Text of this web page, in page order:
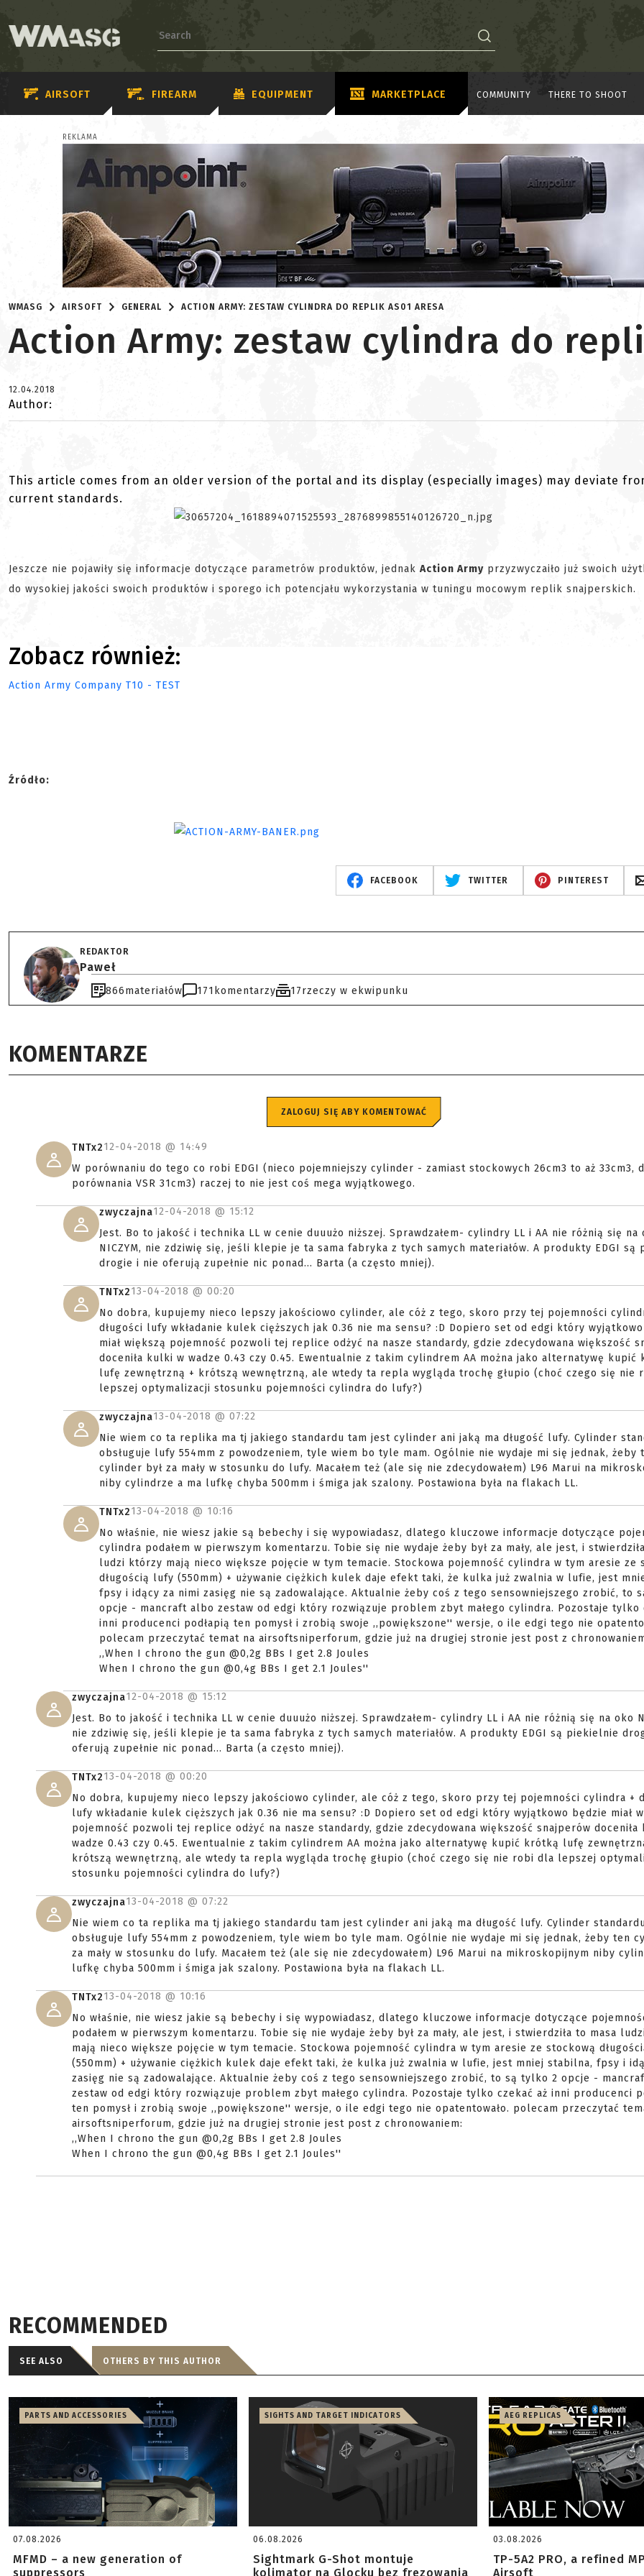
AIRSOFT FIREARM EQUIPMENT MARKETPLACE COMMUNITY THERE TO SHOOT
REKLAMA
WMASG AIRSOFT GENERAL ACTION ARMY: ZESTAW CYLINDRA DO REPLIK AS01 ARESA
Action Army: zestaw cylindra do
12.04.2018
Author:
This article comes from an older version of the portal and its display (especially images) may deviate
current standards.
Jeszcze nie pojawiły się informacje dotyczące parametrów produktów, jednak Action Army przyzwyczaiło już swoich
do wysokiej jakości swoich produktów i sporego ich potencjału wykorzystania w tuningu mocowym replik snajperskich.
Zobacz również:
Action Army Company T10 - TEST
Źródło:
FACEBOOK TWITTER PINTEREST
REDAKTOR
Paweł
866materiałów 171 komentarzy 17rzeczy w ekwipunku
KOMENTARZE
ZALOGUJ SIĘ ABY KOMENTOWAĆ
TNTx212-04-2018 @ 14:49
W porównaniu do tego co robi EDGI (nieco pojemniejszy cylinder - zamiast stockowych 26cm3 to aż 33cm3,
porównania VSR 31cm3) raczej to nie jest coś mega wyjątkowego.
zwyczajna12-04-2018 @ 15:12
Jest. Bo to jakość i technika LL w cenie duuużo niższej. Sprawdzałem- cylindry LL i AA nie różnią się na
NICZYM, nie zdziwię się, jeśli klepie je ta sama fabryka z tych samych materiałów. A produkty EDGI są
drogie i nie oferują zupełnie nic ponad... Barta (a często mniej).
TNTx213-04-2018 @ 00:20
No dobra, kupujemy nieco lepszy jakościowo cylinder, ale cóż z tego, skoro przy tej pojemności
długości lufy wkładanie kulek cięższych jak 0.36 nie ma sensu? :D Dopiero set od edgi który
miał większą pojemność pozwoli tej replice odżyć na nasze standardy, gdzie zdecydowana większość
doceniła kulki w wadze 0.43 czy 0.45. Ewentualnie z takim cylindrem AA można jako alternatywę kupić
lufę zewnętrzną + krótszą wewnętrzną, ale wtedy ta repla wygląda trochę głupio (choć czego się nie
lepszej optymalizacji stosunku pojemności cylindra do lufy?)
zwyczajna13-04-2018 @ 07:22
Nie wiem co ta replika ma tj jakiego standardu tam jest cylinder ani jaką ma długość lufy. Cylinder
obsługuje lufy 554mm z powodzeniem, tyle wiem bo tyle mam. Ogólnie nie wydaje mi się jednak, żeby
cylinder był za mały w stosunku do lufy. Macałem też (ale się nie zdecydowałem) L96 Marui na
niby cylindrze a ma lufkę chyba 500mm i śmiga jak szalony. Postawiona była na flakach LL.
TNTx213-04-2018 @ 10:16
No właśnie, nie wiesz jakie są bebechy i się wypowiadasz, dlatego kluczowe informacje dotyczące
cylindra podałem w pierwszym komentarzu. Tobie się nie wydaje żeby był za mały, ale jest, i
ludzi którzy mają nieco większe pojęcie w tym temacie. Stockowa pojemność cylindra w tym aresie ze
długością lufy (550mm) + używanie ciężkich kulek daje efekt taki, że kulka już zwalnia w lufie, jest
fpsy i idący za nimi zasięg nie są zadowalające. Aktualnie żeby coś z tego sensowniejszego zrobić, to
opcje - mancraft albo zestaw od edgi który rozwiązuje problem zbyt małego cylindra. Pozostaje tylko
inni producenci podłapią ten pomysł i zrobią swoje ,,powiększone'' wersje, o ile edgi tego nie
polecam przeczytać temat na airsoftsniperforum, gdzie już na drugiej stronie jest post z
,,When I chrono the gun @0,2g BBs I get 2.8 Joules
When I chrono the gun @0,4g BBs I get 2.1 Joules''
zwyczajna12-04-2018 @ 15:12
Jest. Bo to jakość i technika LL w cenie duuużo niższej. Sprawdzałem- cylindry LL i AA nie różnią się na oko
nie zdziwię się, jeśli klepie je ta sama fabryka z tych samych materiałów. A produkty EDGI są piekielnie
oferują zupełnie nic ponad... Barta (a często mniej).
TNTx213-04-2018 @ 00:20
No dobra, kupujemy nieco lepszy jakościowo cylinder, ale cóż z tego, skoro przy tej pojemności cylindra +
lufy wkładanie kulek cięższych jak 0.36 nie ma sensu? :D Dopiero set od edgi który wyjątkowo będzie miał
pojemność pozwoli tej replice odżyć na nasze standardy, gdzie zdecydowana większość snajperów doceniła
wadze 0.43 czy 0.45. Ewentualnie z takim cylindrem AA można jako alternatywę kupić krótką lufę
krótszą wewnętrzną, ale wtedy ta repla wygląda trochę głupio (choć czego się nie robi dla lepszej
stosunku pojemności cylindra do lufy?)
zwyczajna13-04-2018 @ 07:22
Nie wiem co ta replika ma tj jakiego standardu tam jest cylinder ani jaką ma długość lufy. Cylinder standardu
obsługuje lufy 554mm z powodzeniem, tyle wiem bo tyle mam. Ogólnie nie wydaje mi się jednak, żeby ten
za mały w stosunku do lufy. Macałem też (ale się nie zdecydowałem) L96 Marui na mikroskopijnym niby
lufkę chyba 500mm i śmiga jak szalony. Postawiona była na flakach LL.
TNTx213-04-2018 @ 10:16
No właśnie, nie wiesz jakie są bebechy i się wypowiadasz, dlatego kluczowe informacje dotyczące
podałem w pierwszym komentarzu. Tobie się nie wydaje żeby był za mały, ale jest, i stwierdziła to masa
mają nieco większe pojęcie w tym temacie. Stockowa pojemność cylindra w tym aresie ze stockową
(550mm) + używanie ciężkich kulek daje efekt taki, że kulka już zwalnia w lufie, jest mniej stabilna, fpsy i
zasięg nie są zadowalające. Aktualnie żeby coś z tego sensowniejszego zrobić, to są tylko 2 opcje -
zestaw od edgi który rozwiązuje problem zbyt małego cylindra. Pozostaje tylko czekać aż inni producenci
ten pomysł i zrobią swoje ,,powiększone'' wersje, o ile edgi tego nie opatentowało. polecam przeczytać
airsoftsniperforum, gdzie już na drugiej stronie jest post z chronowaniem:
,,When I chrono the gun @0,2g BBs I get 2.8 Joules
When I chrono the gun @0,4g BBs I get 2.1 Joules''
RECOMMENDED
SEE ALSO OTHERS BY THIS AUTHOR
PARTS AND ACCESSORIES
07.08.2026
MFMD – a new generation of
suppressors
SIGHTS AND TARGET INDICATORS
06.08.2026
Sightmark G-Shot montuje
kolimator na Glocku bez frezowania
AEG REPLICAS
03.08.2026
TP-5A2 PRO, a refined
Airsoft